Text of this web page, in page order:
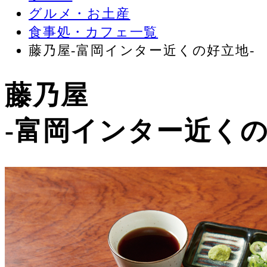
グルメ・お土産
食事処・カフェ一覧
藤乃屋-富岡インター近くの好立地-
藤乃屋
-富岡インター近く